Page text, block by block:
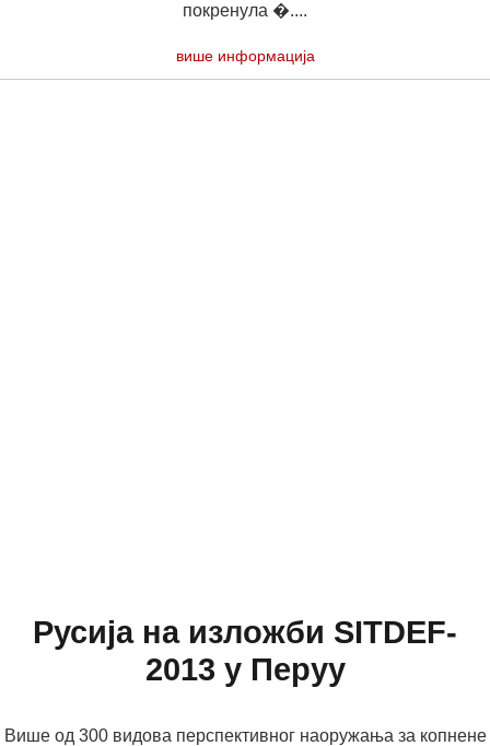
покренула �....
више информација
Русија на изложби SITDEF-
2013 у Перуу
Више од 300 видова перспективног наоружања за копнене